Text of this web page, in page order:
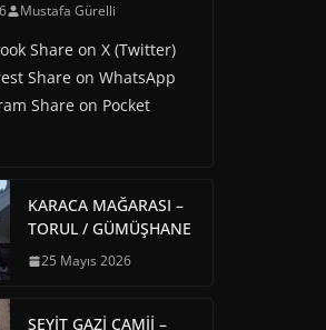
Mustafa Gürelli
Share on X (Twitter)
Share on WhatsApp
Share on Pocket
KARACA MAĞARASI –
TORUL / GÜMÜŞHANE
25 Mayıs 2026
SEYİT GAZİ CAMİİ –